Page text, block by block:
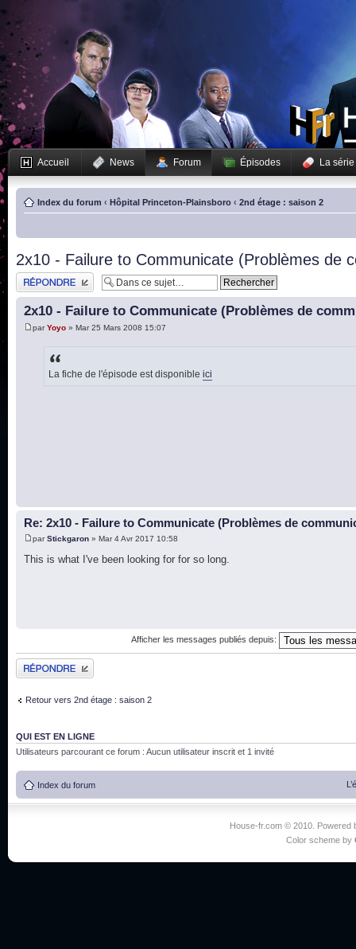
Accueil News Forum Épisodes La série
Index du forum ‹ Hôpital Princeton-Plainsboro ‹ 2nd étage : saison 2
2x10 - Failure to Communicate (Problèmes de
Publier une réponse
2x10 - Failure to Communicate (Problèmes de
parYoyo » Mar 25 Mars 2008 15:07
La fiche de l'épisode est disponible ici
Re: 2x10 - Failure to Communicate (Problèmes de
parStickgaron » Mar 4 Avr 2017 10:58
This is what I've been looking for for so long.
Afficher les messages publiés depuis:
Publier une réponse
Retour vers 2nd étage : saison 2
QUI EST EN LIGNE
Utilisateurs parcourant ce forum : Aucun utilisateur inscrit et 1 invité
Index du forum
House-fr.com © 2010. Powered
Color scheme by